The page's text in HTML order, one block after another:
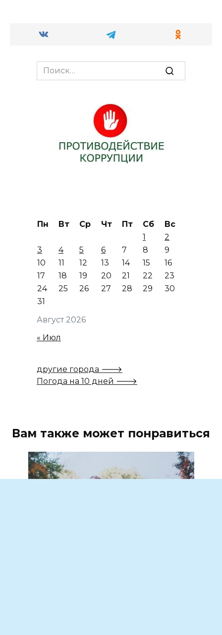
Search
for:
Август 2026
Пн Вт Ср Чт Пт Сб
Вс
1
2
3
4 5 6 7 8
9
10
11 12 13 14 15
16
17
18 19 20 21 22
23
24
25 26 27 28 29
30
31
« Июл
другие города 🡒
Погода на 10 дней 🡒
Вам также может понравиться